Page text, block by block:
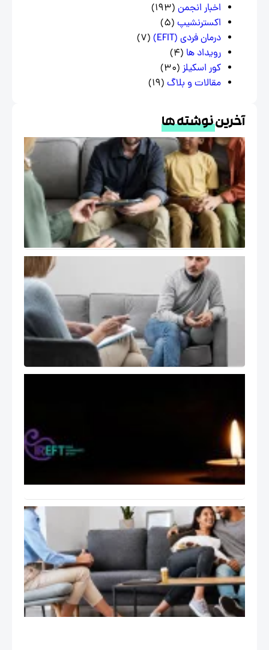
اخبار انجمن(193)
اکسترنشیپ(5)
درمان فردی (EFIT)
(7)
رویداد ها(4)
کور اسکیلز(30)
مقالات و بلاگ (19)
نوشته ها
درمان
هیجان
EFT و
خانواده
در
فرهنگ
خود
درمانگر در
اتاق درمان
( The Self
of the
Therapist
)
ایران
بابت
اتفاقات
ایران
راهنمای
عملی
جلسات
درمان
هیجان
مدار
EFT:
تانگو
Tango